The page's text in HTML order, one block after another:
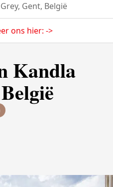
Gent, België
ons hier: ->
Kandla